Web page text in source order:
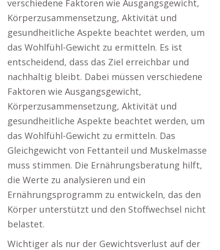
verschiedene Faktoren wie Ausgangsgewicht,
Körperzusammensetzung, Aktivität und
gesundheitliche Aspekte beachtet werden, um
das Wohlfühl-Gewicht zu ermitteln. Es ist
entscheidend, dass das Ziel erreichbar und
nachhaltig bleibt. Dabei müssen verschiedene
Faktoren wie Ausgangsgewicht,
Körperzusammensetzung, Aktivität und
gesundheitliche Aspekte beachtet werden, um
das Wohlfühl-Gewicht zu ermitteln. Das
Gleichgewicht von Fettanteil und Muskelmasse
muss stimmen. Die Ernährungsberatung hilft,
die Werte zu analysieren und ein
Ernährungsprogramm zu entwickeln, das den
Körper unterstützt und den Stoffwechsel nicht
belastet.
Wichtiger als nur der Gewichtsverlust auf der